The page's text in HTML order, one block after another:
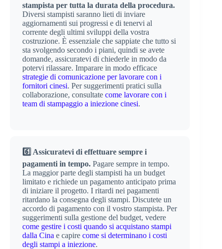
stampista per tutta la durata della procedura.
Diversi stampisti saranno lieti di inviare
aggiornamenti sui progressi e di tenervi al
corrente degli ultimi sviluppi della vostra
costruzione. È essenziale che sappiate che tutto si
sta svolgendo secondo i piani, quindi se avete
domande, assicuratevi di chiederle in modo da
potervi rilassare. Imparare in modo efficace
strategie di comunicazione per lavorare con i
fornitori cinesi. Per suggerimenti pratici sulla
collaborazione, consultate come lavorare con i
team di stampaggio a iniezione cinesi.
6️⃣ Assicuratevi di effettuare sempre i
pagamenti in tempo. Pagare sempre in tempo.
La maggior parte degli stampisti ha un budget
limitato e richiede un pagamento anticipato prima
di iniziare il progetto. I ritardi nei pagamenti
ritardano la consegna degli stampi. Discutete un
accordo di pagamento con il vostro stampista. Per
suggerimenti sulla gestione del budget, vedere
come gestire i costi quando si acquistano stampi
dalla Cina e capire come si determinano i costi
degli stampi a iniezione.